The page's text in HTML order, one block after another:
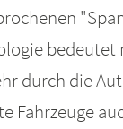
durch die
Fahrzeuge